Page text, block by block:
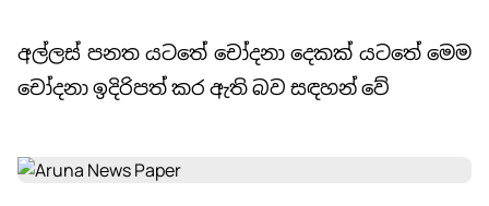
අල්ලස් පනත යටතේ චෝදනා දෙකක් යටතේ මෙම
චෝදනා ඉදිරිපත් කර ඇති බව සඳහන් වේ